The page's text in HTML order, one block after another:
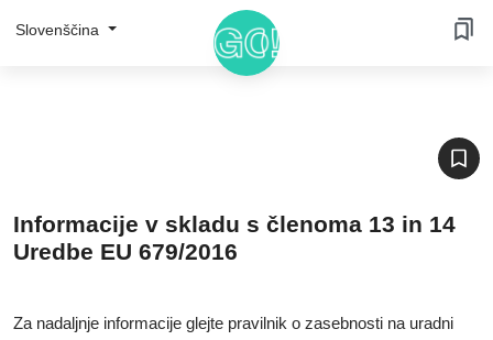
Slovenščina
Informacije v skladu s členoma 13 in 14
Uredbe EU 679/2016
Za nadaljnje informacije glejte pravilnik o zasebnosti na uradni